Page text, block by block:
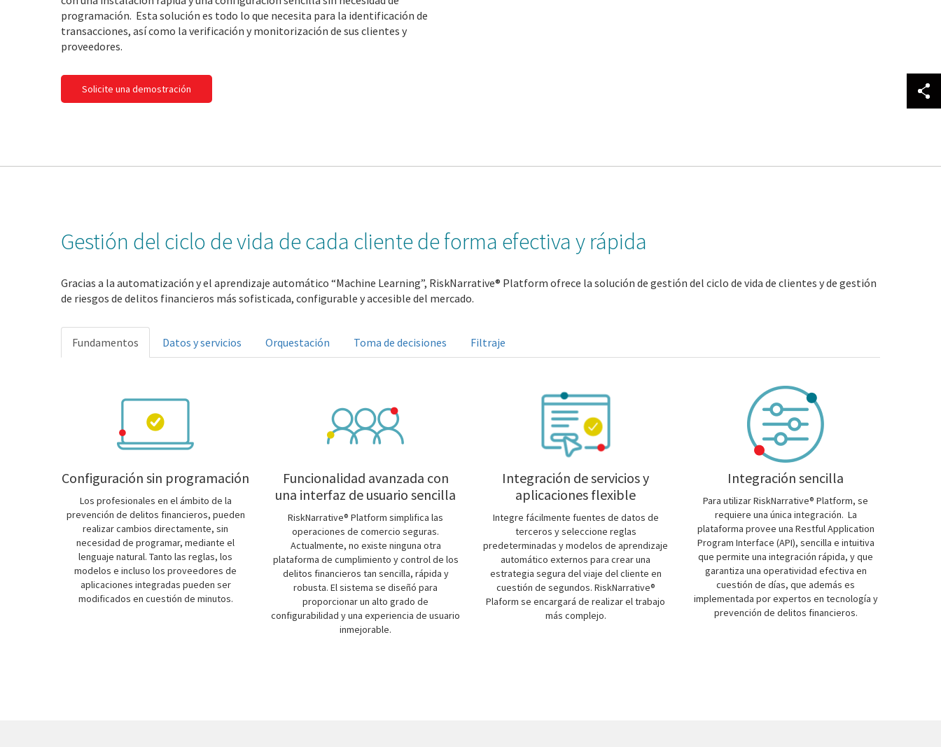
programación. Esta solución es todo lo que necesita para la identificación de
transacciones, así como la verificación y monitorización de sus clientes y
proveedores.
Solicite una demostración
Gestión del ciclo de vida de cada cliente de forma efectiva y rápida
Gracias a la automatización y el aprendizaje automático “Machine Learning”, RiskNarrative® Platform ofrece la solución de gestión del ciclo de vida de clientes y de gestión
de riesgos de delitos financieros más sofisticada, configurable y accesible del mercado.
Fundamentos Datos y servicios Orquestación Toma de decisiones Filtraje
Configuración sin programación
Los profesionales en el ámbito de la
prevención de delitos financieros, pueden
realizar cambios directamente, sin
necesidad de programar, mediante el
lenguaje natural. Tanto las reglas, los
modelos e incluso los proveedores de
aplicaciones integradas pueden ser
modificados en cuestión de minutos.
Funcionalidad avanzada con
una interfaz de usuario sencilla
RiskNarrative® Platform simplifica las
operaciones de comercio seguras.
Actualmente, no existe ninguna otra
plataforma de cumplimiento y control de los
delitos financieros tan sencilla, rápida y
robusta. El sistema se diseñó para
proporcionar un alto grado de
configurabilidad y una experiencia de usuario
inmejorable.
Integración de servicios y
aplicaciones flexible
Integre fácilmente fuentes de datos de
terceros y seleccione reglas
predeterminadas y modelos de aprendizaje
automático externos para crear una
estrategia segura del viaje del cliente en
cuestión de segundos. RiskNarrative®
Plaform se encargará de realizar el trabajo
más complejo.
Integración sencilla
Para utilizar RiskNarrative® Platform, se
requiere una única integración. La
plataforma provee una Restful Application
Program Interface (API), sencilla e intuitiva
que permite una integración rápida, y que
garantiza una operatividad efectiva en
cuestión de días, que además es
implementada por expertos en tecnología y
prevención de delitos financieros.